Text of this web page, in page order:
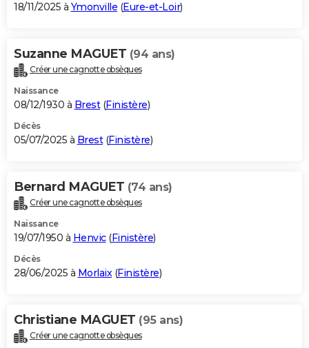
18/11/2025 à Ymonville (Eure-et-Loir)
Suzanne MAGUET (94 ans)
Créer une cagnotte obsèques
Naissance
08/12/1930 à Brest(Finistère)
Décès
05/07/2025 à Brest(Finistère)
Bernard MAGUET (74 ans)
Créer une cagnotte obsèques
Naissance
19/07/1950 à Henvic(Finistère)
Décès
28/06/2025 à Morlaix(Finistère)
Christiane MAGUET (95 ans)
Créer une cagnotte obsèques